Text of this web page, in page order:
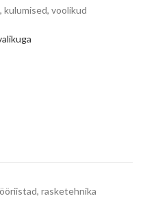
kulumised, voolikud
rasketehnika